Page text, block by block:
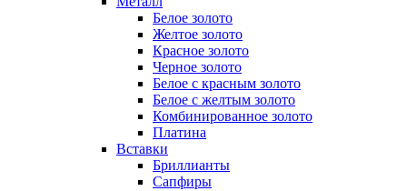
Белое золото
Желтое золото
Красное золото
Черное золото
Белое с красным золото
Белое с желтым золото
Комбинированное золото
Платина
Вставки
Бриллианты
Сапфиры